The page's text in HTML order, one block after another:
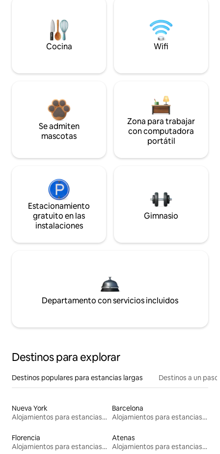
Cocina Wifi
Se admiten
mascotas
Zona para trabajar
con computadora
portátil
Estacionamiento
gratuito en las
instalaciones
Gimnasio
Departamento con servicios incluidos
Destinos para explorar
Destinos populares para estancias largas Destinos a un
Nueva York
Alojamientos para estancias largas
Barcelona
Alojamientos para estancias largas
Florencia
Alojamientos para estancias largas
Atenas
Alojamientos para estancias largas